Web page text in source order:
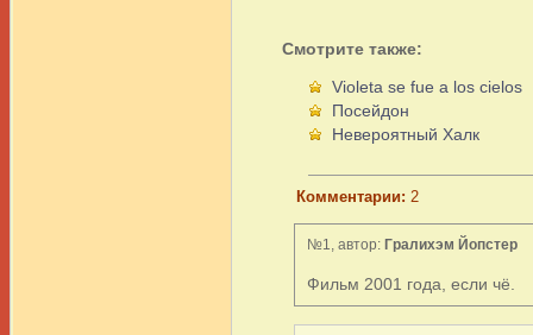
Смотрите также:
Violeta se fue a los cielos
Посейдон
Невероятный Халк
Комментарии: 2
№1, автор: Гралихэм Йопстер
Фильм 2001 года, если чё.